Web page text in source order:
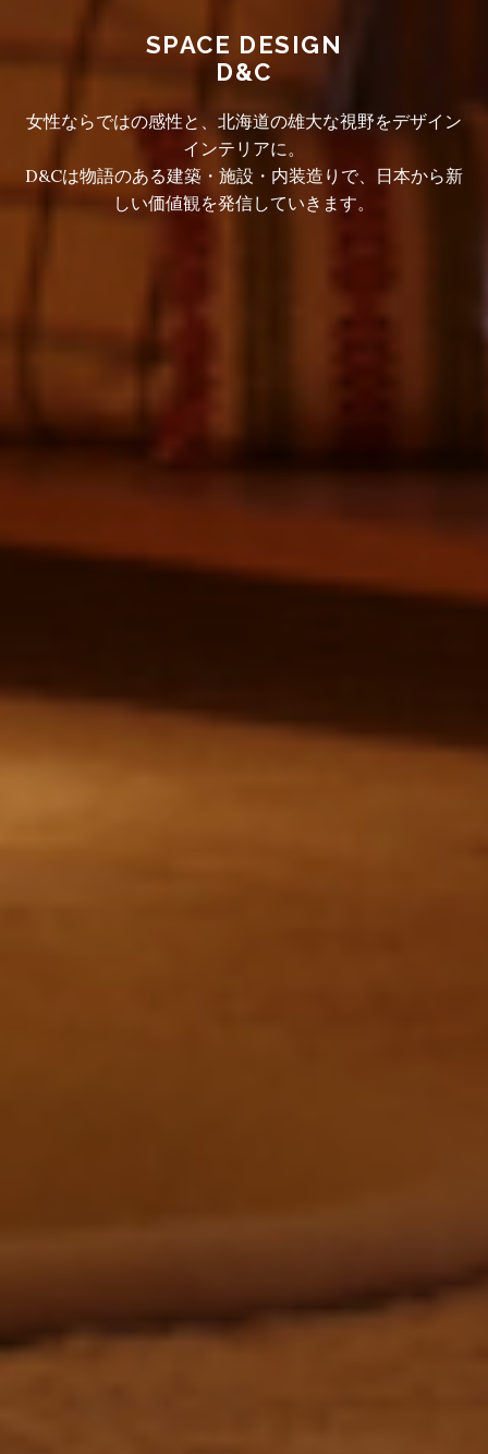
SPACE DESIGN
D&C
女性ならではの感性と、北海道の雄大な視野をデザイン
インテリアに。
D&Cは物語のある建築・施設・内装造りで、日本から新
しい価値観を発信していきます。